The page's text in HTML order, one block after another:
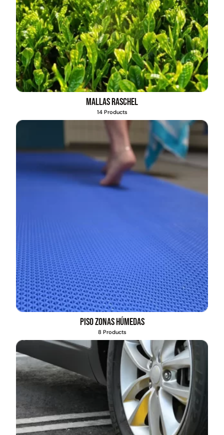
Mallas Raschel
14 Products
Piso zonas húmedas
8 Products